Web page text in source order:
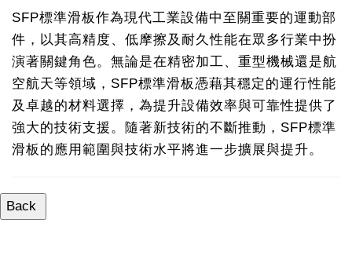
SFP標準滑板作為現代工業設備中至關重要的運動部
件，以其高精度、低摩擦及耐久性能在眾多行業中扮
演著關鍵角色。無論是在精密加工、重型機械還是航
空航天等領域，SFP標準滑板憑藉其穩定的運行性能
及卓越的材料選擇，為提升設備效率與可靠性提供了
強大的技術支援。隨著新技術的不斷推動，SFP標準
滑板的應用範圍與技術水平將進一步擴展與提升。